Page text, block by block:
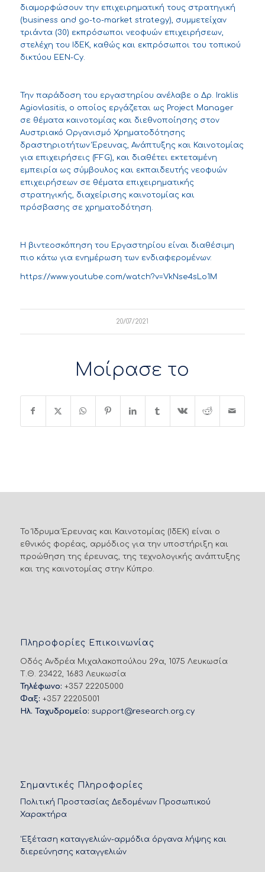
διαμορφώσουν την επιχειρηματική τους στρατηγική
(business and go-to-market strategy), συμμετείχαν
τριάντα (30) εκπρόσωποι νεοφυών επιχειρήσεων,
στελέχη του ΙδΕΚ, καθώς και εκπρόσωποι του τοπικού
δικτύου ΕΕΝ-Cy.
Την παράδοση του εργαστηρίου ανέλαβε ο Δρ. Iraklis
Agiovlasitis, ο οποίος εργάζεται ως Project Manager
σε θέματα καινοτομίας και διεθνοποίησης στον
Αυστριακό Οργανισμό Χρηματοδότησης
δραστηριοτήτων Έρευνας, Ανάπτυξης και Καινοτομίας
για επιχειρήσεις (FFG), και διαθέτει εκτεταμένη
εμπειρία ως σύμβουλος και εκπαιδευτής νεοφυών
επιχειρήσεων σε θέματα επιχειρηματικής
στρατηγικής, διαχείρισης καινοτομίας και
πρόσβασης σε χρηματοδότηση.
Η βιντεοσκόπηση του Εργαστηρίου είναι διαθέσιμη
πιο κάτω για ενημέρωση των ενδιαφερομένων:
https://www.youtube.com/watch?v=VkNse4sLo1M
20/07/2021
Μοίρασε το
Το Ίδρυμα Έρευνας και Καινοτομίας (ΙδΕΚ) είναι ο
εθνικός φορέας, αρμόδιος για την υποστήριξη και
προώθηση της έρευνας, της τεχνολογικής ανάπτυξης
και της καινοτομίας στην Κύπρο.
Πληροφορίες Επικοινωνίας
Οδός Ανδρέα Μιχαλακοπούλου 29α, 1075 Λευκωσία
Τ.Θ. 23422, 1683 Λευκωσία
Τηλέφωνο: +357 22205000
Φαξ: +357 22205001
Ηλ. Ταχυδρομείο: support@research.org.cy
Σημαντικές Πληροφορίες
Πολιτική Προστασίας Δεδομένων Προσωπικού
Χαρακτήρα
'Εξέταση καταγγελιών-αρμόδια όργανα λήψης και
διερεύνησης καταγγελιών